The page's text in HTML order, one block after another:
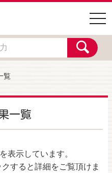
覧
一覧
を表示しています。
すると詳細をご覧頂けま